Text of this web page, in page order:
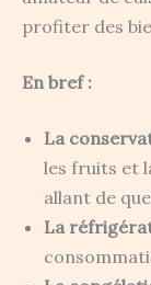
profiter des
En bref :
La
les fruits et
allant de
La